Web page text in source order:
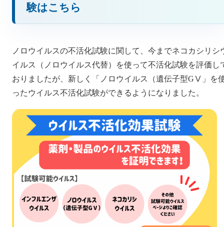
験はこちら
ノロウイルスの不活化試験に関して、今までネコカシリシ
イルス（ノロウイルス代替）を使って不活化試験を評価し
おりましたが、新しく「ノロウイルス（遺伝子型GⅤ」を
ったウイルス不活化試験ができるようになりました。